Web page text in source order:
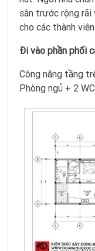
sân trước rộng
cho các thành
Đi vào phần phối
Công năng tầng
Phòng ngủ + 2